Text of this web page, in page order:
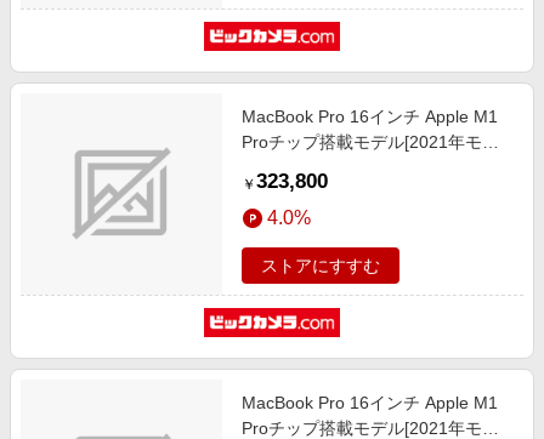
MacBook Pro 16インチ Apple M1
Proチップ搭載モデル[2021年モデ
CPUと16コアGPU ]スペースグレイ
MK193J/A
￥ 323,800
4.0%
ストアにすすむ
MacBook Pro 16インチ Apple M1
Proチップ搭載モデル[2021年モデ